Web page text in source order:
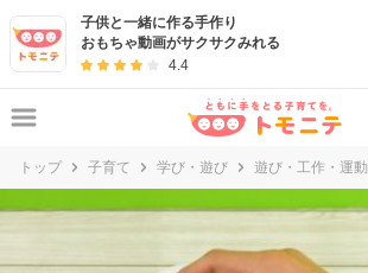
子供と一緒に作る手作り
おもちゃ動画がサクサクみれる
4.4
トップ 子育て 学び・遊び 遊び・工作・運動
妊娠・出産・子育て情報サイト | トモニテ